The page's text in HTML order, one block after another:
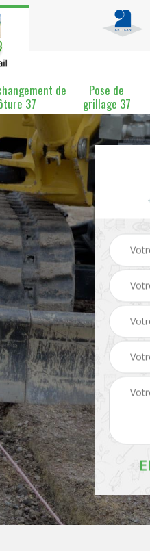
de
37
Pose de
grillage 37
Installation de clôture
37